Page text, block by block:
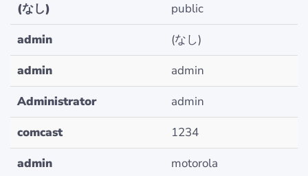
(なし)
public
admin
(なし)
admin
admin
Administrator
admin
comcast
1234
admin
motorola